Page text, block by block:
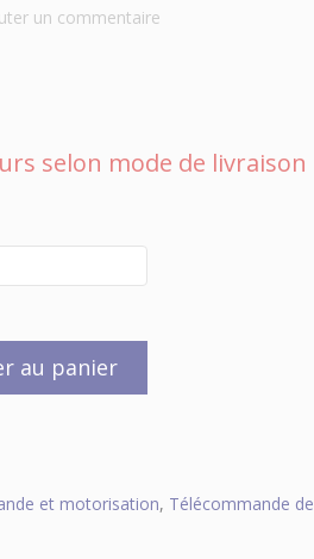
un commentaire
selon mode de livraison
au panier
et motorisation, Télécommande de